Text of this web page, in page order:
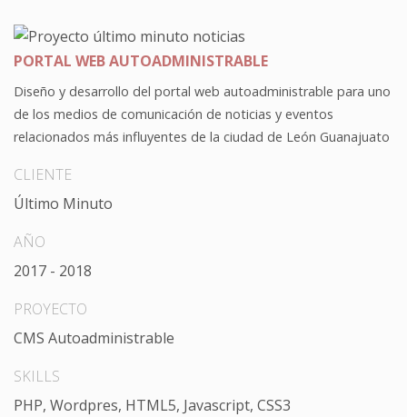
PORTAL WEB AUTOADMINISTRABLE
Diseño y desarrollo del portal web autoadministrable para uno
de los medios de comunicación de noticias y eventos
relacionados más influyentes de la ciudad de León Guanajuato
CLIENTE
Último Minuto
AÑO
2017 - 2018
PROYECTO
CMS Autoadministrable
SKILLS
PHP, Wordpres, HTML5, Javascript, CSS3